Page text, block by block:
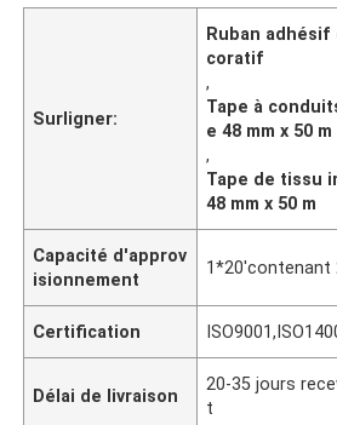
Surligner:
Ruban
coratif
,
Tape à
e 48 mm x 50 m
,
Tape de tissu
48 mm x 50 m
Capacité d'approv
isionnement
1*20'contenant
Certification
Délai de livraison
20-35 jours
t